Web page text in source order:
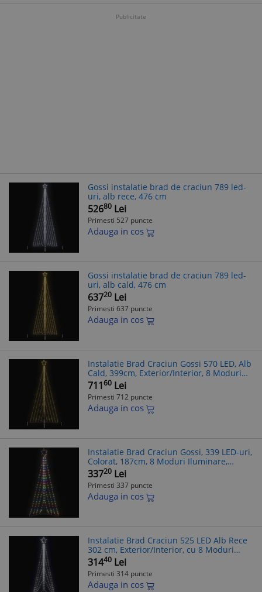
Publicitate
Gossi instalatie brad de craciun 789 led-
uri, alb rece, 476 cm
52680 Lei
Primesti 527 puncte
Adauga in cos
Gossi instalatie brad de craciun 789 led-
uri, alb cald, 476 cm
63720 Lei
Primesti 637 puncte
Adauga in cos
Instalatie Brad Craciun Gossi 570 LED, Alb
Cald, 399cm, Exterior/Interior, 8 Moduri
Iluminare, cu Suport si Stea
71160 Lei
Primesti 712 puncte
Adauga in cos
Instalatie Brad Craciun Gossi, 339 LED-uri,
Colorat, 187cm, 8 Moduri Iluminare,
Interior/Exterior, USB
33720 Lei
Primesti 337 puncte
Adauga in cos
Instalatie Brad Craciun 525 LED Alb Rece
302 cm, Exterior/Interior, cu 8 Moduri
Iluminare
31440 Lei
Primesti 314 puncte
Adauga in cos